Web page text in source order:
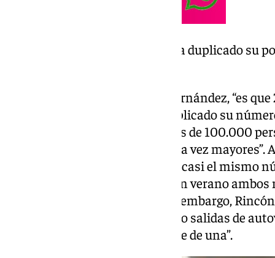
«25 años después, Torrox ha duplicado su
Lo cierto, según José Manuel Fernández, “es
duplicado su población y ha triplicado su
verano estamos llegando a picos de 100.000
antigua carretera N340 son cada vez mayores”.
argumentado que “Torrox tiene casi el mismo
Rincón de la Victoria; es decir, en verano
similares cifras de turistas. Sin embargo,
kilómetros de costa, tiene cuatro salidas de
kilómetros, únicamente dispone de una”.